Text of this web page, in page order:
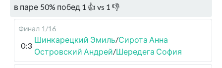
в паре 50% побед 1 👍 vs 1 👎
Финал 1/16
0:3
Шинкарецкий Эмиль/Сирота Анна
Островский Андрей/Шередега София